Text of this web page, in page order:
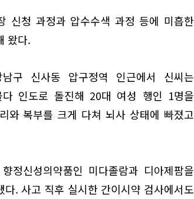
신청 과정과 압수수색 과정 등에 미흡한
왔다.
신사동 압구정역 인근에서 신씨는
다 인도로 돌진해 20대 여성 행인 1명을
와 복부를 크게 다쳐 뇌사 상태에 빠졌고
정신성의약품인 미다졸람과 디아제팜을
. 사고 직후 실시한 간이시약 검사에서도